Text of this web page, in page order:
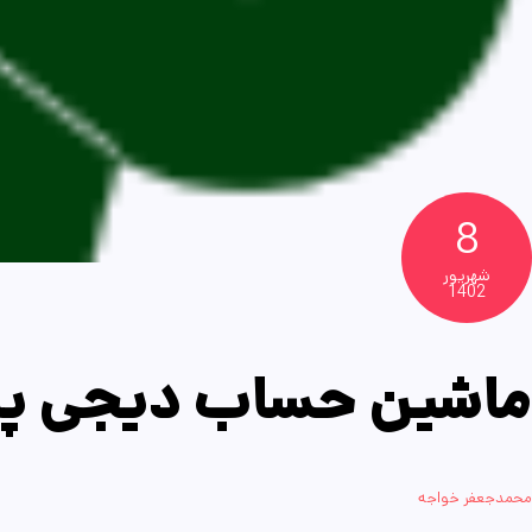
8
شهریور
1402
ماشین حساب دیجی
محمدجعفر خواجه